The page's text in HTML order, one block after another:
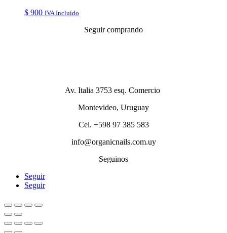
$ 900 IVA Incluído
Seguir comprando
Av. Italia 3753 esq. Comercio
Montevideo, Uruguay
Cel. +598 97 385 583
info@organicnails.com.uy
Seguinos
Seguir
Seguir